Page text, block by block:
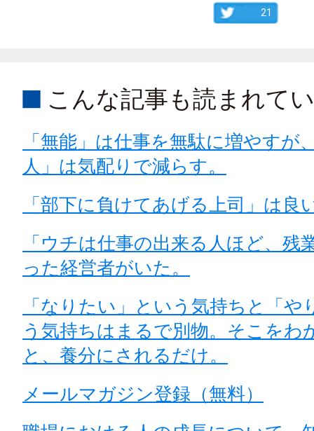
21
こんな記事も読まれて
「無能」は仕事を無駄に増やすが
人」は気配りで減らす。
「部下に負けてあげる上司」は良
「ウチは仕事の出来る人ほど、残
った経営者がいた。
「なりたい」という気持ちと「や
う気持ちはまるで別物。そこをわ
と、養分にされるだけ。
メールマガジン登録（無料）